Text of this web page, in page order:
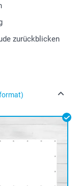
zurückblicken